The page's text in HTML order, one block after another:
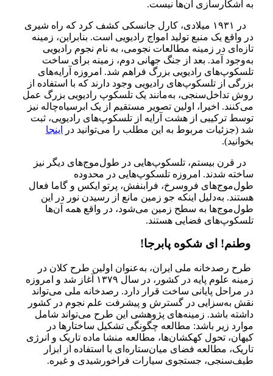
به آشکارسازی آن‌ها نیست.
در ۱۹۳۱ میلادی، کارل جانسکی کشف کرد که راه شیری
در واقع یک منبع تولید امواج رادیویی است. بنابراین، زمینه
تازه‌ای در زمینه مطالعات نجومی، به نام نجوم رادیویی
به‌وجود آمد. بعد از جنگ جهانی دوم، زمینه برای ساخت
تلسکوپ‌های رادیویی بزرگ فراهم شد. امروزه آرایه‌های
بزرگی از تلسکوپ‌های رادیویی وجود دارند که با استفاده از
روش تداخل‌سنجی، به‌مانند یک تلسکوپ رادیویی بزرگ عمل
می‌کنند. اخیرا، اولین تصویر مستقیم از یک ابرسیاه‌چاله نیز
توسط ترکیبی از هشت آرایه از تلسکوپ‌های رادیویی، ثبت
شد (جزئیات مربوط به این مطلب را می‌توانید در
اینجا
بخوانید).
در قرن بیستم، تلسکوپ‌هایی در طول‌موج‌های دیگر نیز
ساخته شدند. امروزه تلسکوپ‌هایی در محدوده
طول‌موج‌های فروسرخ، فرابنفش، پرتو ایکس و گاما فعال
هستند. به‌دلیل اینکه جو زمین مانع از رسیدن نور در این
طول‌موج‌ها به سطح زمین می‌شود، در واقع همه آن‌ها
تلسکوپ‌های فضایی هستند.
وطنم! ای شکوه پابرجا!
طرح رصدخانه ملی ایران، به‌عنوان اولین طرح کلان در
زمینه علوم پایه در کشور، در سال ۱۳۷۹ آغاز شد و امروزه
در مراحل پایانی ساخت قرار دارد. رصدخانه ملی می‌تواند
نقش به‌سزایی در گسترش و پیشرفت علم نجوم در کشور
داشته باشد. زمینه‌های پژوهشی این طرح می‌تواند شامل
موارد زیر باشد: مطالعه چگونگی تشکیل ساختارها در
کیهان، تحول کهکشان‌ها، مطالعه منشا ماده تاریک و انرژی
تاریک، مطالعه فضای میان‌ستاره‌ای با استفاده از ابزار
طیف‌سنجی، جستجوی سیارات فراخورشیدی و غیره.